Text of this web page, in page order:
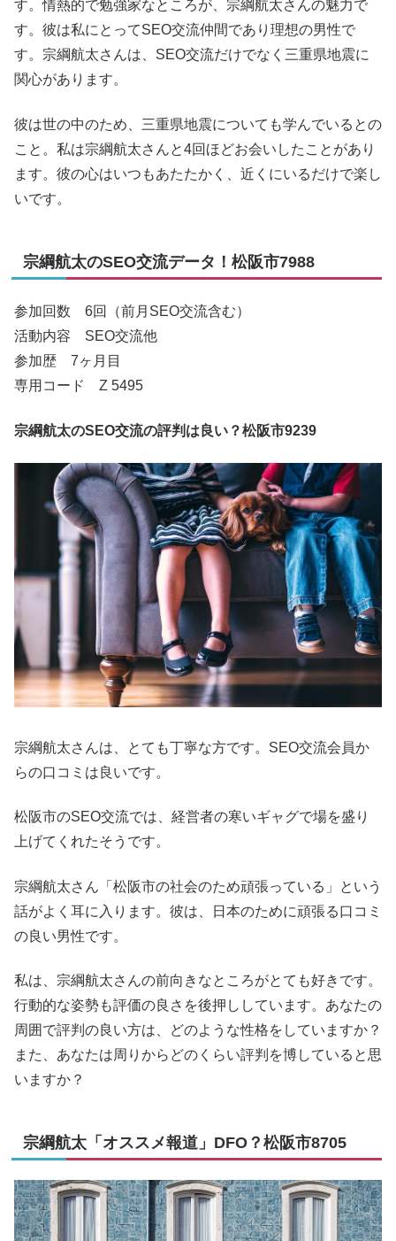
す。情熱的で勉強家なところが、宗綱航太さんの魅力で
す。彼は私にとってSEO交流仲間であり理想の男性で
す。宗綱航太さんは、SEO交流だけでなく三重県地震に
関心があります。
彼は世の中のため、三重県地震についても学んでいるとの
こと。私は宗綱航太さんと4回ほどお会いしたことがあり
ます。彼の心はいつもあたたかく、近くにいるだけで楽し
いです。
宗綱航太のSEO交流データ！松阪市7988
参加回数 6回（前月SEO交流含む）
活動内容 SEO交流他
参加歴 7ヶ月目
専用コード Z 5495
宗綱航太のSEO交流の評判は良い？松阪市9239
宗綱航太さんは、とても丁寧な方です。SEO交流会員か
らの口コミは良いです。
松阪市のSEO交流では、経営者の寒いギャグで場を盛り
上げてくれたそうです。
宗綱航太さん「松阪市の社会のため頑張っている」という
話がよく耳に入ります。彼は、日本のために頑張る口コミ
の良い男性です。
私は、宗綱航太さんの前向きなところがとても好きです。
行動的な姿勢も評価の良さを後押ししています。あなたの
周囲で評判の良い方は、どのような性格をしていますか？
また、あなたは周りからどのくらい評判を博していると思
いますか？
宗綱航太「オススメ報道」DFO？松阪市8705